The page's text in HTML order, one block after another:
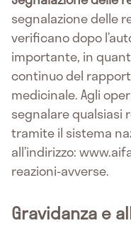
segnalazione delle
verificano dopo
importante, in
continuo del
medicinale. Agli
segnalare qualsiasi
tramite il sistema
all’indirizzo:
reazioni-avverse.
Gravidanza e